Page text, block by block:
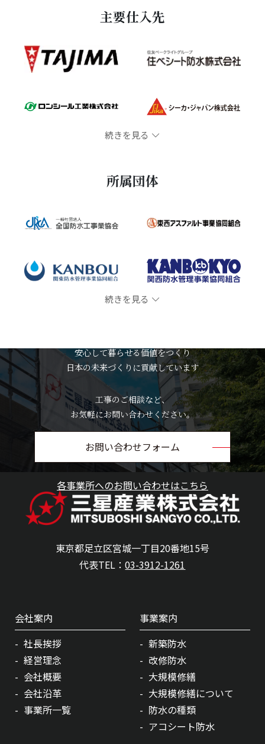
主要仕入先
続きを見る
所属団体
続きを見る
安心して暮らせる価値をつくり
日本の未来づくりに貢献しています
工事のご相談など、
お気軽にお問い合わせください。
お問い合わせフォーム
各事業所へのお問い合わせはこちら
東京都足立区宮城一丁目20番地15号
代表TEL：03-3912-1261
会社案内
社長挨拶
経営理念
会社概要
会社沿革
事業所一覧
事業案内
新築防水
改修防水
大規模修繕
大規模修繕について
防水の種類
アコシート防水